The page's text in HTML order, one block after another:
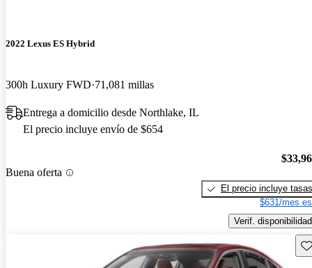
2022 Lexus ES Hybrid
300h Luxury FWD 71,081 millas
Entrega a domicilio desde Northlake, IL
El precio incluye envío de $654
Buena oferta
El precio incluye tasas
$631/mes
Verif. disponibilidad